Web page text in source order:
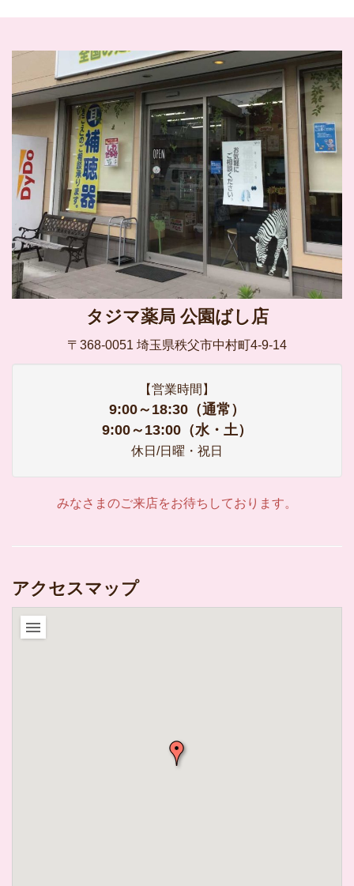
タジマ薬局 公園ばし店
〒368-0051 埼玉県秩父市中村町4-9-14
【営業時間】
9:00～18:30（通常）
9:00～13:00（水・土）
休日/日曜・祝日
みなさまのご来店をお待ちしております。
アクセスマップ